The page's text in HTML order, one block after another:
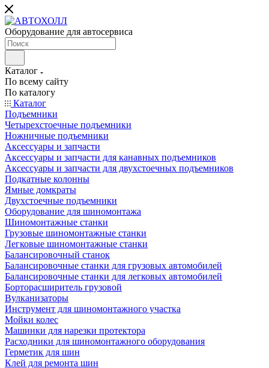
Оборудование для автосервиса
Каталог
По всему сайту
По каталогу
Каталог
Подъемники
Четырехстоечные подъемники
Ножничные подъемники
Аксессуары и запчасти
Аксессуары и запчасти для канавных подъемников
Аксессуары и запчасти для двухстоечных подъемников
Подкатные колонны
Ямные домкраты
Двухстоечные подъемники
Оборудование для шиномонтажа
Шиномонтажные станки
Грузовые шиномонтажные станки
Легковые шиномонтажные станки
Балансировочный станок
Балансировочные станки для грузовых автомобилей
Балансировочные станки для легковых автомобилей
Борторасширитель грузовой
Вулканизаторы
Инструмент для шиномонтажного участка
Мойки колес
Машинки для нарезки протектора
Расходники для шиномонтажного оборудования
Герметик для шин
Клей для ремонта шин